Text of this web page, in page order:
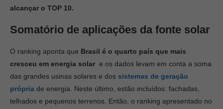
alcançar o TOP 10.
Somatório de aplicações da fonte solar
O ranking aponta que Brasil é o quarto país que mais
cresceu em energia solar e os dados levam em conta a soma
das grandes usinas solares e dos sistemas de geração
própria de energia. Neste último, estão incluídos: fachadas,
telhados e pequenos terrenos. Então, o ranking apresentado no